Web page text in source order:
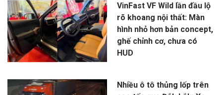
VinFast VF Wild lần đầu lộ
rõ khoang nội thất: Màn
hình nhỏ hơn bản concept,
ghế chỉnh cơ, chưa có
HUD
Nhiều ô tô thủng lốp trên